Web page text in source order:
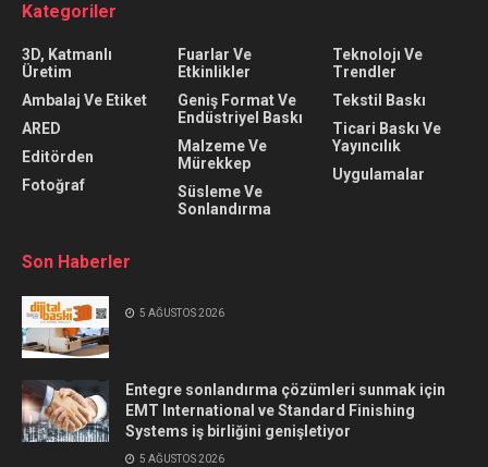
Kategoriler
3D, Katmanlı
Üretim
Ambalaj Ve Etiket
ARED
Editörden
Fotoğraf
Fuarlar Ve
Etkinlikler
Geniş Format Ve
Endüstriyel Baskı
Malzeme Ve
Mürekkep
Süsleme Ve
Sonlandırma
Teknolojı Ve
Trendler
Tekstil Baskı
Ticari Baskı Ve
Yayıncılık
Uygulamalar
Son Haberler
5 AĞUSTOS 2026
Entegre sonlandırma çözümleri sunmak için
EMT International ve Standard Finishing
Systems iş birliğini genişletiyor
5 AĞUSTOS 2026